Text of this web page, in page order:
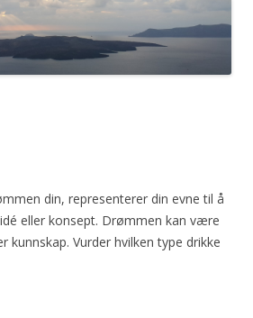
din, representerer din evne til å
eller konsept. Drømmen kan være
kunnskap. Vurder hvilken type drikke